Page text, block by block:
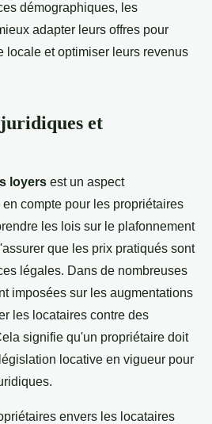
démographiques, les
adapter leurs offres pour
locale et optimiser leurs revenus
et
loyers est un aspect
compte pour les propriétaires
les lois sur le plafonnement
que les prix pratiqués sont
légales. Dans de nombreuses
imposées sur les augmentations
les locataires contre des
signifie qu'un propriétaire doit
locative en vigueur pour
envers les locataires